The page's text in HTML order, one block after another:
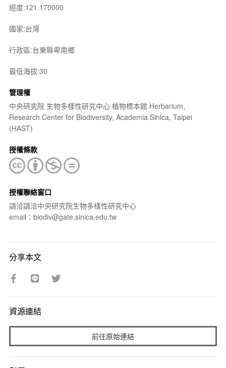
經度:121.170000
國家:台灣
行政區:台東縣卑南鄉
最低海拔:30
管理權
中央研究院 生物多樣性研究中心 植物標本館 Herbarium,
Research Center for Biodiversity, Academia Sinica, Taipei
(HAST)
授權條款
授權聯絡窗口
請洽請洽中央研究院生物多樣性研究中心
email：biodiv@gate.sinica.edu.tw
分享本文
資源連結
前往原始連結